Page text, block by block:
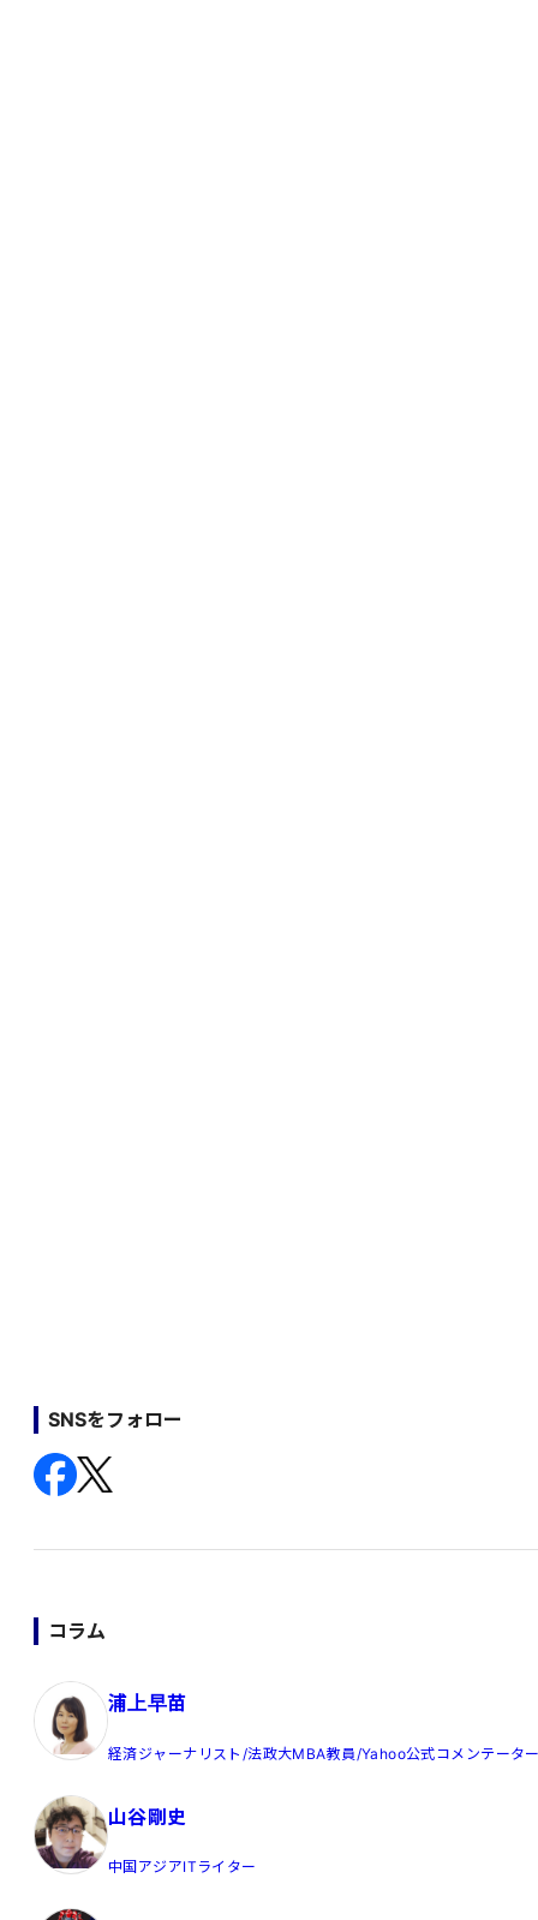
SNSをフォロー
コラム
浦上早苗
経済ジャーナリスト/法政大MBA教員/Yahoo公式コメンテータ
山谷剛史
中国アジアITライター